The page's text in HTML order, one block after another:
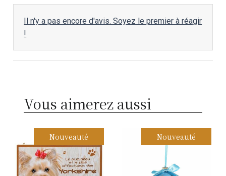
Il n'y a pas encore d'avis. Soyez le premier à réagir
!
Vous aimerez aussi
Nouveauté Nouveauté